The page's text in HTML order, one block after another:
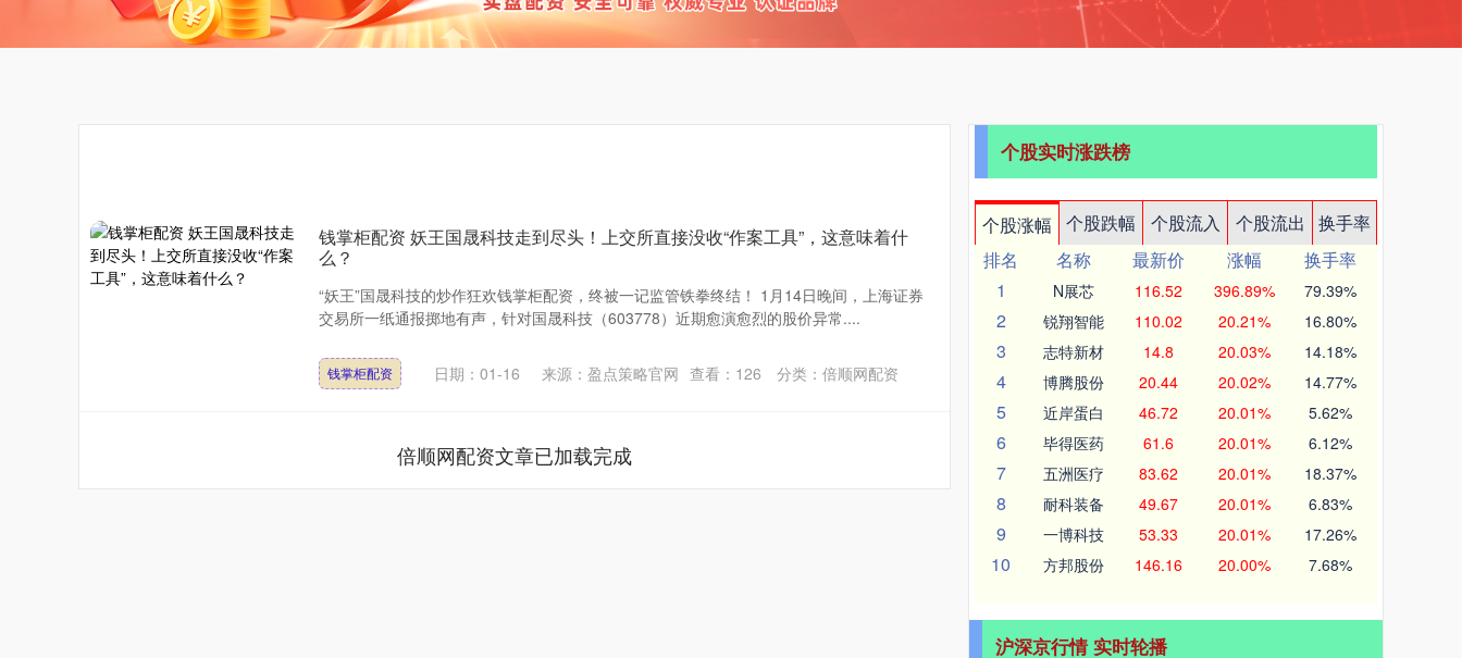
钱掌柜配资 妖王国晟科技走到尽头！上交所直接没收“作案工具”，这意味着什
么？
“妖王”国晟科技的炒作狂欢钱掌柜配资，终被一记监管铁拳终结！ 1月14日晚间，上海证券
交易所一纸通报掷地有声，针对国晟科技（603778）近期愈演愈烈的股价异常....
钱掌柜配资 日期：01-16 来源：盈点策略官网 查看： 126 分类： 倍顺网配资
倍顺网配资文章已加载完成
个股实时涨跌榜
个股涨幅 个股跌幅 个股流入 个股流出
换手率
排名
名称 最新价 涨幅
换手率
1
N展芯 116.52 396.89% 79.39%
2 锐翔智能 110.02 20.21% 16.80%
3 志特新材 14.8 20.03% 14.18%
4 博腾股份 20.44 20.02% 14.77%
5 近岸蛋白 46.72 20.01% 5.62%
6 毕得医药 61.6 20.01% 6.12%
7 五洲医疗 83.62 20.01% 18.37%
8 耐科装备 49.67 20.01% 6.83%
9 一博科技 53.33 20.01% 17.26%
10 方邦股份 146.16 20.00% 7.68%
沪深京行情 实时轮播